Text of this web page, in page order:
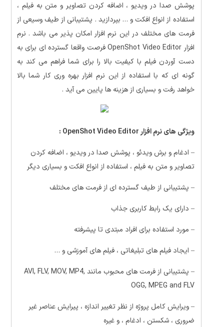
پوشش صدا در ویدیو ، اضافه کردن تصاویر و متن به فیلم ،
استفاده از انواع افکت و … بپردازید . پشتیبانی از طیف وسیعی از
فرمت های مختلف در این نرم افزار امکان پذیر می باشد . نرم
افزار OpenShot Video Editor
فرصت واقعا گسترده ای برای به
دست آوردن فیلم با کیفیت بالا را برای شما فراهم می کند به
گونه ای که با استفاده از این نرم افزار بهره وری کار شما بالا
خواهد رفت و بسیاری از هزینه ها پایین می آید .
ویژگی های نرم افزار OpenShot Video Editor :
– ادغام و برش ویدئو ، پوشش صدا در ویدیو ، اضافه کردن
تصاویر و متن به فیلم ، استفاده از انواع افکت و بسیاری دیگر
– پشتیبانی از طیف گسترده ای از فرمت های مختلف
– دارای یک رابط کاربری جذاب
– مورد استفاده برای افراد مبتدی تا پیشرفته
– ایجاد فیلم های تبلیغاتی ، فیلم های آموزشی و …
– پشتیبانی از فرمت های محبوب مانند AVI, FLV, MOV, MP4,
OGG, MPEG and FLV
–ویرایش کامل پروژه از نظر تغییر اندازه ، پیرایش عناصر غیر
ضروری ، شکستن ، ادغام ، و غیره